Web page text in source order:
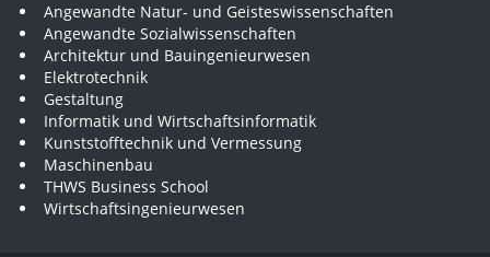
Angewandte Natur- und Geisteswissenschaften
Angewandte Sozialwissenschaften
Architektur und Bauingenieurwesen
Elektrotechnik
Gestaltung
Informatik und Wirtschaftsinformatik
Kunststofftechnik und Vermessung
Maschinenbau
THWS Business School
Wirtschaftsingenieurwesen